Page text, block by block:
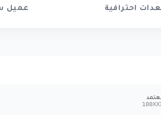
احترافية عميل